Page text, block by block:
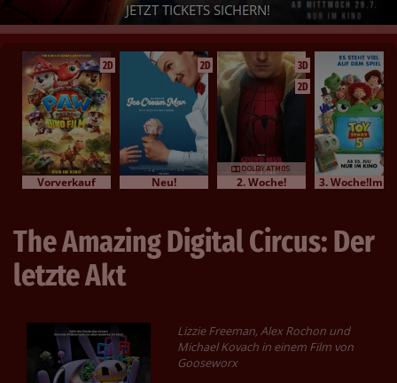
JETZT TICKETS SICHERN!
2D
Vorverkauf
2D
Neu!
3D
2D
2. Woche!
The Amazing Digital Circus: Der
letzte Akt
Lizzie Freeman, Alex Rochon und
Michael Kovach in einem Film von
Gooseworx